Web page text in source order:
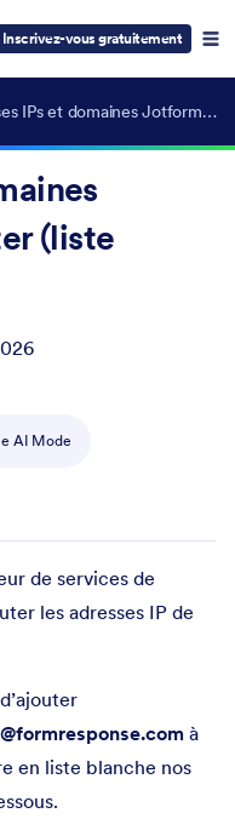
Inscrivez-vous gratuitement
Adresses IPs et domaines Jotform à whitelister (liste blanche)
(liste
AI Mode
de services de
les adresses IP de
à
en liste blanche nos